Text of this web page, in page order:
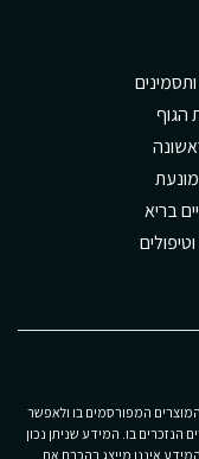
הגוף
בריא
המפורסמים בו ולאפשר
הנזכרים בו. המידע שניתן נכון
איננו מייצג בהכרח את